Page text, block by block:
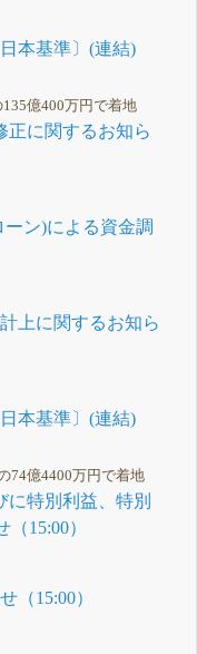
本基準〕(連結)
135億400万円で着地
正に関するお知ら
ン)による資金調
上に関するお知ら
本基準〕(連結)
74億4400万円で着地
に特別利益、特別
15:00）
（15:00）